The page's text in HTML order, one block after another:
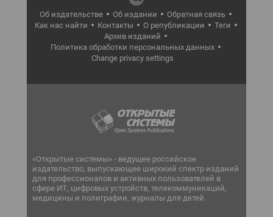
Об издательстве Об издании
Обратная связь
Как нас найти
Контакты О републикации
Теги
Архив изданий
Политика обработки персональных данных
Change privacy settings
«Открытые системы» - ведущее российское
издательство, выпускающее широкий спектр изданий
для профессионалов и активных пользователей в
сфере ИТ, цифровых устройств, телекоммуникаций,
медицины и полиграфии, журналы для детей.